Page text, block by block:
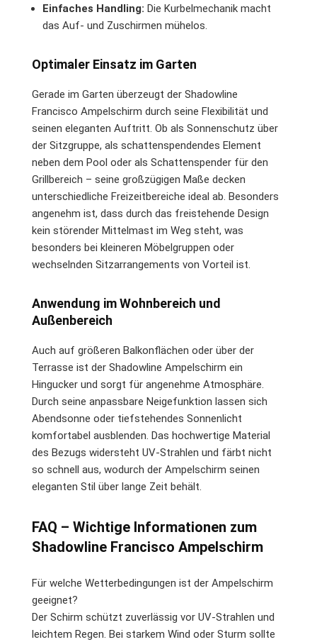
Einfaches Handling: Die Kurbelmechanik macht
das Auf- und Zuschirmen mühelos.
Optimaler Einsatz im Garten
Gerade im Garten überzeugt der Shadowline
Francisco Ampelschirm durch seine Flexibilität und
seinen eleganten Auftritt. Ob als Sonnenschutz über
der Sitzgruppe, als schattenspendendes Element
neben dem Pool oder als Schattenspender für den
Grillbereich – seine großzügigen Maße decken
unterschiedliche Freizeitbereiche ideal ab. Besonders
angenehm ist, dass durch das freistehende Design
kein störender Mittelmast im Weg steht, was
besonders bei kleineren Möbelgruppen oder
wechselnden Sitzarrangements von Vorteil ist.
Anwendung im Wohnbereich und
Außenbereich
Auch auf größeren Balkonflächen oder über der
Terrasse ist der Shadowline Ampelschirm ein
Hingucker und sorgt für angenehme Atmosphäre.
Durch seine anpassbare Neigefunktion lassen sich
Abendsonne oder tiefstehendes Sonnenlicht
komfortabel ausblenden. Das hochwertige Material
des Bezugs widersteht UV-Strahlen und färbt nicht
so schnell aus, wodurch der Ampelschirm seinen
eleganten Stil über lange Zeit behält.
FAQ – Wichtige Informationen zum
Shadowline Francisco Ampelschirm
Für welche Wetterbedingungen ist der Ampelschirm
geeignet?
Der Schirm schützt zuverlässig vor UV-Strahlen und
leichtem Regen. Bei starkem Wind oder Sturm sollte